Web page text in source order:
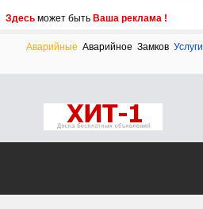
Здесь может быть Ваша реклама !
Аварийные Аварийное Замков Услуги